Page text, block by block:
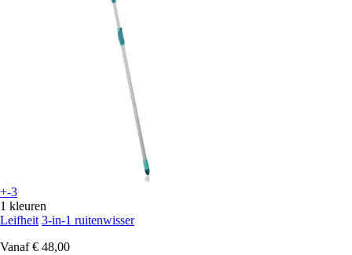
+-3
1 kleuren
Leifheit 3-in-1 ruitenwisser
Vanaf € 48,00